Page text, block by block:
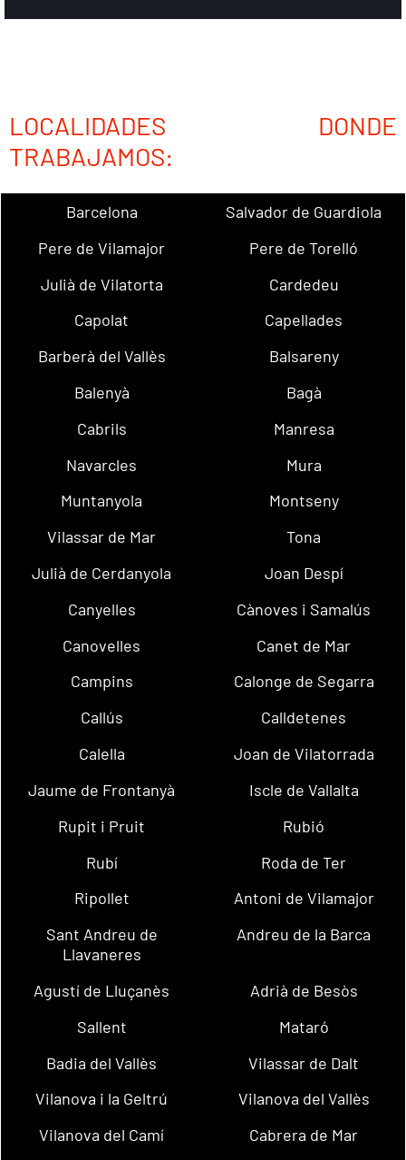
LOCALIDADES DONDE
TRABAJAMOS:
Barcelona
Salvador de Guardiola
Pere de Vilamajor
Pere de Torelló
Julià de Vilatorta
Cardedeu
Capolat
Capellades
Barberà del Vallès
Balsareny
Balenyà
Bagà
Cabrils
Manresa
Navarcles
Mura
Muntanyola
Montseny
Vilassar de Mar
Tona
Julià de Cerdanyola
Joan Despí
Canyelles
Cànoves i Samalús
Canovelles
Canet de Mar
Campins
Calonge de Segarra
Callús
Calldetenes
Calella
Joan de Vilatorrada
Jaume de Frontanyà
Iscle de Vallalta
Rupit i Pruit
Rubió
Rubí
Roda de Ter
Ripollet
Antoni de Vilamajor
Sant Andreu de
Llavaneres
Andreu de la Barca
Agustí de Lluçanès
Adrià de Besòs
Sallent
Mataró
Badia del Vallès
Vilassar de Dalt
Vilanova i la Geltrú
Vilanova del Vallès
Vilanova del Camí
Cabrera de Mar